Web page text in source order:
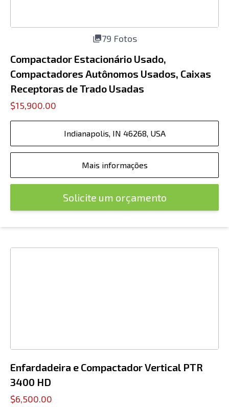
79 Fotos
Compactador Estacionário Usado,
Compactadores Autônomos Usados, Caixas
Receptoras de Trado Usadas
$15,900.00
Indianapolis, IN 46268, USA
Mais informações
Solicite um orçamento
Enfardadeira e Compactador Vertical PTR
3400 HD
$6,500.00